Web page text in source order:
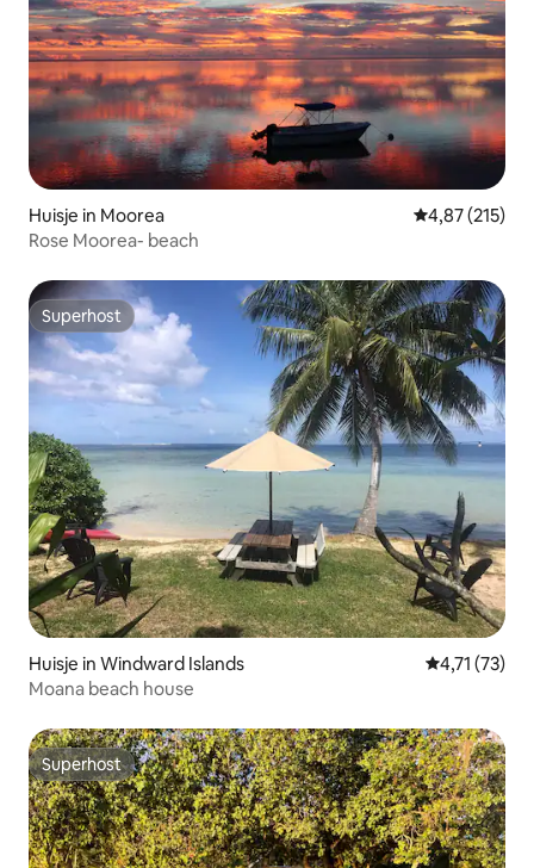
Huisje in Moorea Gemiddelde
4,87 (215)
Rose Moorea- beach
Superhost
Superhost
Huisje in Windward Islands Gemiddelde
4,71 (73)
Moana beach house
Superhost
Superhost